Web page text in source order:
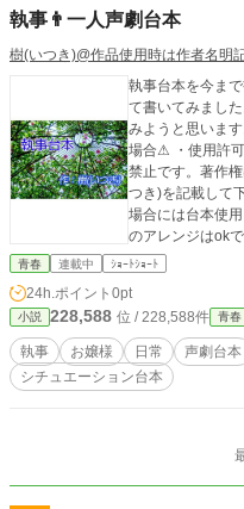
執事👨一人声劇台本
樹(いつき)@作品使用時は作者名明
執事台本を今ま
て書いてみまし
みようと思います。 ⚠動画・音声投稿サイトにご使用
場合⚠ ・使用許
禁止です。著作
つき)を記載して
場合には台本使
のアレンジはok
ち壊すようなア
い。
青春 連載中 ｼｮｰﾄｼｮｰﾄ
24h.ポイント 0pt
小説 228,588 位 / 228,588件 青春
執事 お嬢様 日常 声劇台本
シチュエーション台本